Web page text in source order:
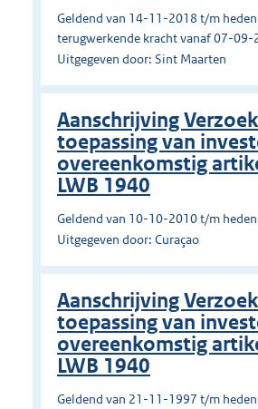
Geldend van 14-11-2018 t/m
terugwerkende kracht vanaf 07-09-
Uitgegeven door: Sint Maarten
Aanschrijving
toepassing van
overeenkomstig
LWB 1940
Geldend van 10-10-2010 t/m heden
Uitgegeven door: Curaçao
Aanschrijving
toepassing van
overeenkomstig
LWB 1940
Geldend van 21-11-1997 t/m heden